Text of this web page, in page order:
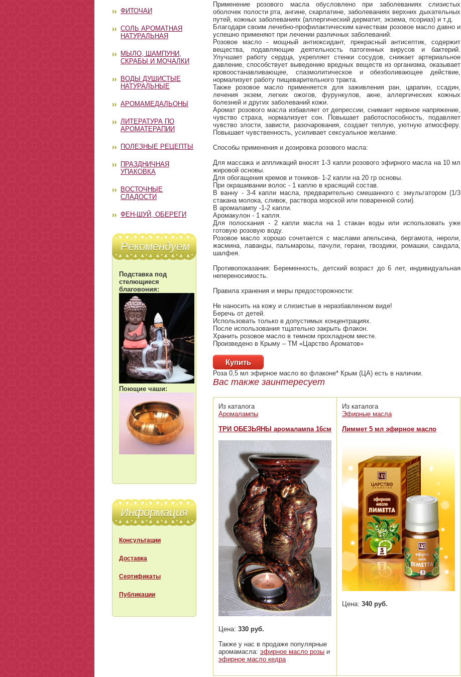
ФИТОЧАИ
СОЛЬ АРОМАТНАЯ
НАТУРАЛЬНАЯ
МЫЛО, ШАМПУНИ,
СКРАБЫ И МОЧАЛКИ
ВОДЫ ДУШИСТЫЕ
НАТУРАЛЬНЫЕ
АРОМАМЕДАЛЬОНЫ
ЛИТЕРАТУРА ПО
АРОМАТЕРАПИИ
ПОЛЕЗНЫЕ РЕЦЕПТЫ
ПРАЗДНИЧНАЯ
УПАКОВКА
ВОСТОЧНЫЕ
СЛАДОСТИ
ФЕН-ШУЙ, ОБЕРЕГИ
Рекомендуем
Подставка под
стелющиеся
благовония:
Поющие чаши:
Информация
Консультации
Доставка
Сертификаты
Публикации
Применение розового масла обусловлено при заболеваниях слизистых
оболочек полости рта, ангине, скарлатине, заболеваниях верхних дыхательных
путей, кожных заболеваниях (аллергический дерматит, экзема, псориаз) и т.д.
Благодаря своим лечебно-профилактическим качествам розовое масло давно и
успешно применяют при лечении различных заболеваний.
Розовое масло - мощный антиоксидант, прекрасный антисептик, содержит
вещества, подавляющие деятельность патогенных вирусов и бактерий.
Улучшает работу сердца, укрепляет стенки сосудов, снижает артериальное
давление, способствует выведению вредных веществ из организма, оказывает
кровоостанавливающее, спазмолитическое и обезболивающее действие,
нормализует работу пищеварительного тракта.
Также розовое масло применяется для заживления ран, царапин, ссадин,
лечения экзем, легких ожогов, фурункулов, акне, аллергических кожных
болезней и других заболеваний кожи.
Аромат розового масла избавляет от депрессии, снимает нервное напряжение,
чувство страха, нормализует сон. Повышает работоспособность, подавляет
чувство злости, зависти, разочарования, создает теплую, уютную атмосферу.
Повышает чувственность, усиливает сексуальное желание.
Способы применения и дозировка розового масла:
Для массажа и аппликаций вносят 1-3 капли розового эфирного масла на 10 мл
жировой основы.
Для обогащения кремов и тоников- 1-2 капли на 20 гр основы.
При окрашивании волос - 1 каплю в красящий состав.
В ванну - 3-4 капли масла, предварительно смешанного с эмульгатором (1/3
стакана молока, сливок, раствора морской или поваренной соли).
В аромалампу -1-2 капли.
Аромакулон - 1 капля.
Для полоскания - 2 капли масла на 1 стакан воды или использовать уже
готовую розовую воду.
Розовое масло хорошо сочетается с маслами апельсина, бергамота, нероли,
жасмина, лаванды, пальмарозы, пачули, герани, гвоздики, ромашки, сандала,
шалфея.
Противопоказания: Беременность, детский возраст до 6 лет, индивидуальная
непереносимость.
Правила хранения и меры предосторожности:
Не наносить на кожу и слизистые в неразбавленном виде!
Беречь от детей.
Использовать только в допустимых концентрациях.
После использования тщательно закрыть флакон.
Хранить розовое масло в темном прохладном месте.
Произведено в Крыму – ТМ «Царство Ароматов»
Купить
Роза 0,5 мл эфирное масло во флаконе* Крым (ЦА) есть в наличии.
Вас также заинтересует
Из каталога
Аромалампы
ТРИ ОБЕЗЬЯНЫ аромалампа 16см
Цена: 330 руб.
Также у нас в продаже популярные
аромамасла: эфирное масло розы и
эфирное масло кедра
Из каталога
Эфирные масла
Лиммет 5 мл эфирное масло
Цена: 340 руб.